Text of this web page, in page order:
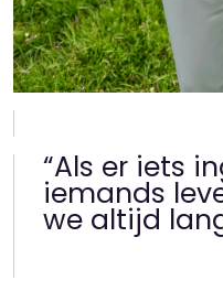
“Als er iets
iemands
we altijd